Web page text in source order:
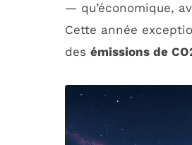
— qu’économique,
Cette année
des émissions de